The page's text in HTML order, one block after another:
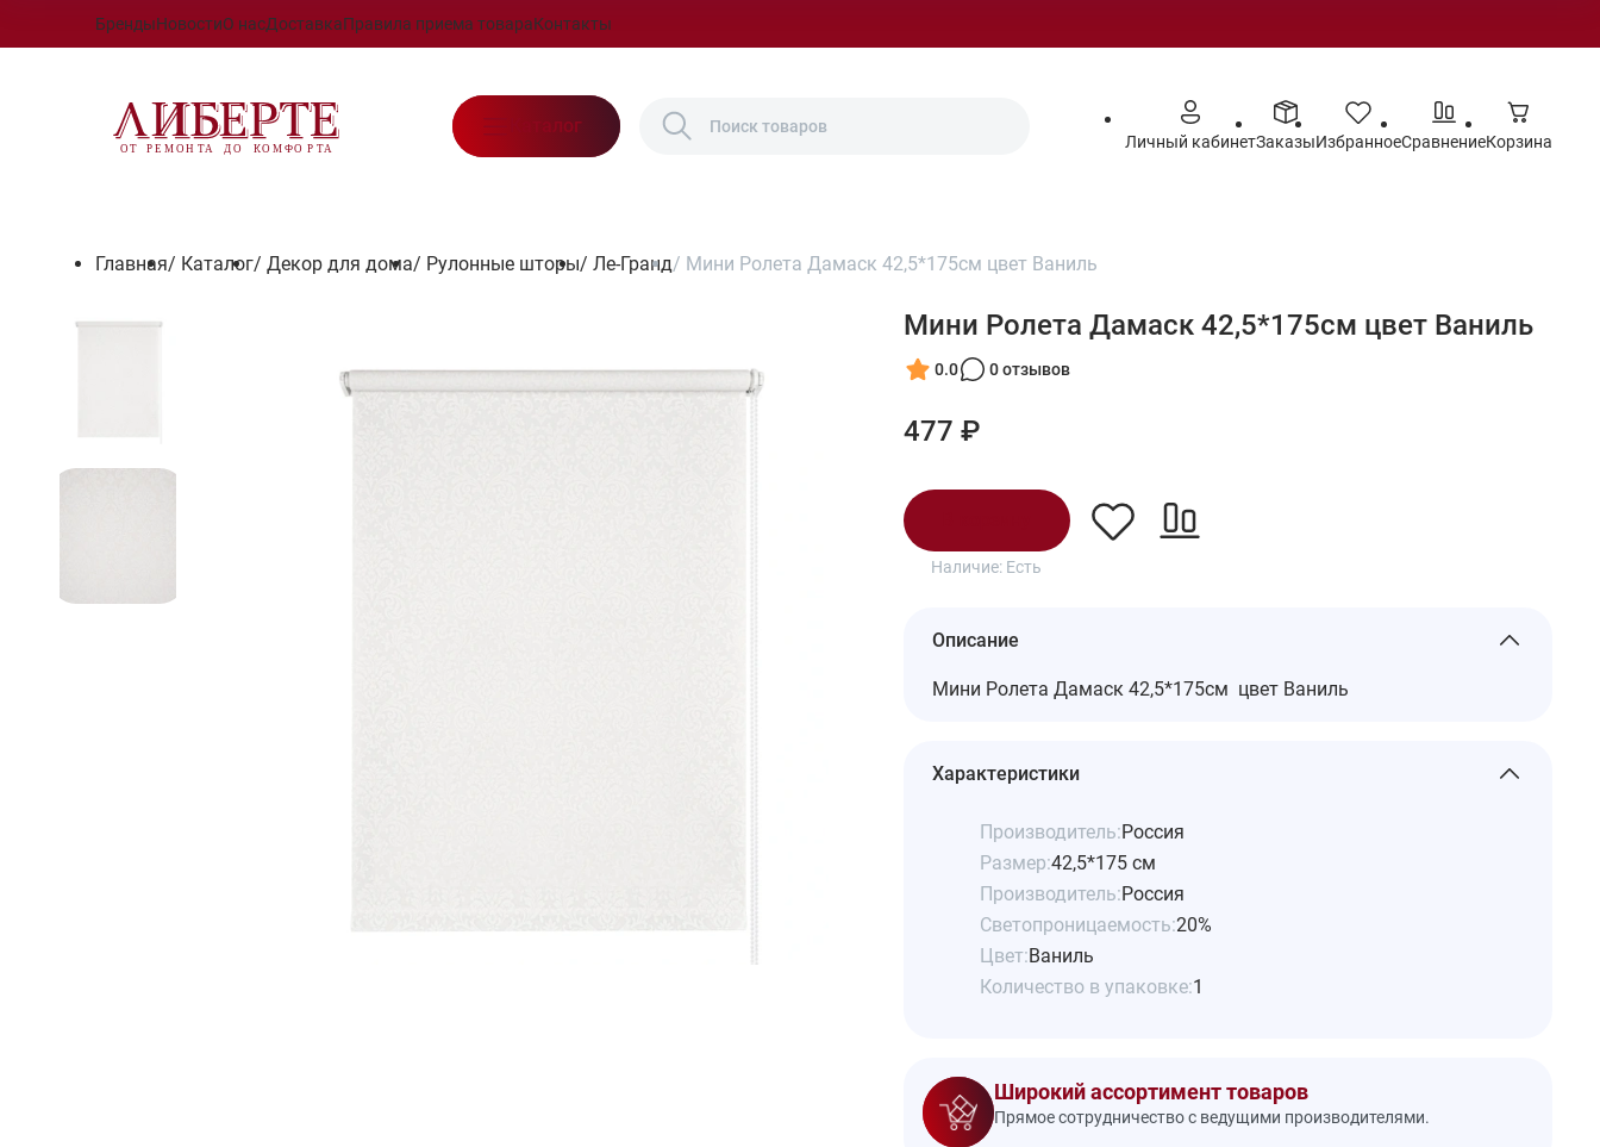
БрендыНовостиО насДоставкаПравила приема товараКонтакты
Каталог
Личный кабинетЗаказыИзбранноеСравнениеКорзина
Главная/ Каталог/ Декор для дома/ Рулонные шторы/ Ле-Гранд/ Мини Ролета Дамаск 42,5*175см цвет Ваниль
Мини Ролета Дамаск 42,5*175см цвет Ваниль
0.0 0 отзывов
477 ₽
Наличие: Есть
Описание
Мини Ролета Дамаск 42,5*175см цвет Ваниль
Характеристики
Производитель:Россия
Размер:42,5*175 см
Производитель:Россия
Светопроницаемость:20%
Цвет:Ваниль
Количество в упаковке:1
Широкий ассортимент товаров
Прямое сотрудничество с ведущими производителями.